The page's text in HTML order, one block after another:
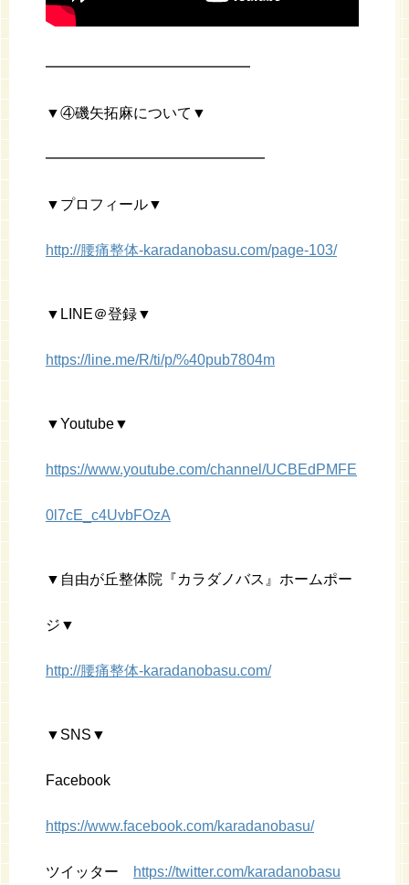
━━━━━━━━━━━━━━
▼④磯矢拓麻について▼
━━━━━━━━━━━━━━━
▼プロフィール▼
http://腰痛整体-karadanobasu.com/page-103/
▼LINE＠登録▼
https://line.me/R/ti/p/%40pub7804m
▼Youtube▼
https://www.youtube.com/channel/UCBEdPMFE
0l7cE_c4UvbFOzA
▼自由が丘整体院『カラダノバス』ホームポー
ジ▼
http://腰痛整体-karadanobasu.com/
▼SNS▼
Facebook
https://www.facebook.com/karadanobasu/
ツイッター https://twitter.com/karadanobasu